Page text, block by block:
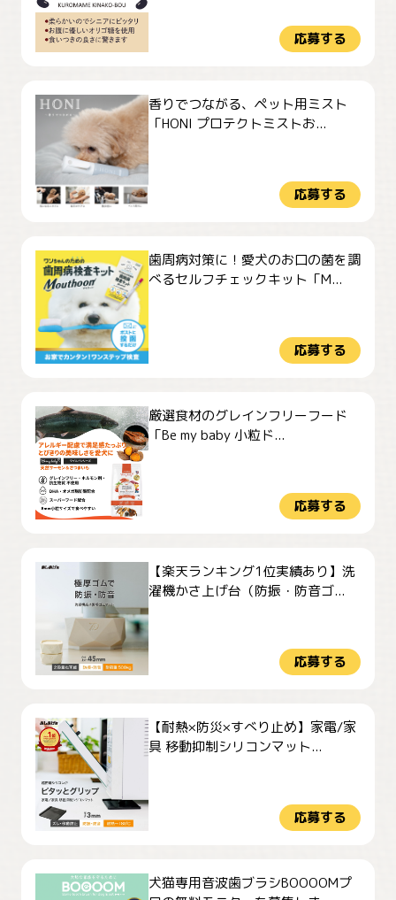
応募する
香りでつながる、ペット用ミスト
「HONI プロテクトミストお...
応募する
歯周病対策に！愛犬のお口の菌を調
べるセルフチェックキット「M...
応募する
厳選食材のグレインフリーフード
「Be my baby 小粒ド...
応募する
【楽天ランキング1位実績あり】洗
濯機かさ上げ台（防振・防音ゴ...
応募する
【耐熱×防災×すべり止め】家電/家
具 移動抑制シリコンマット...
応募する
犬猫専用音波歯ブラシBOOOOMプ